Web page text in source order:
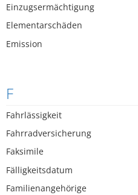
Einzugsermächtigung
Elementarschäden
Emission
F
Fahrlässigkeit
Fahrradversicherung
Faksimile
Fälligkeitsdatum
Familienangehörige